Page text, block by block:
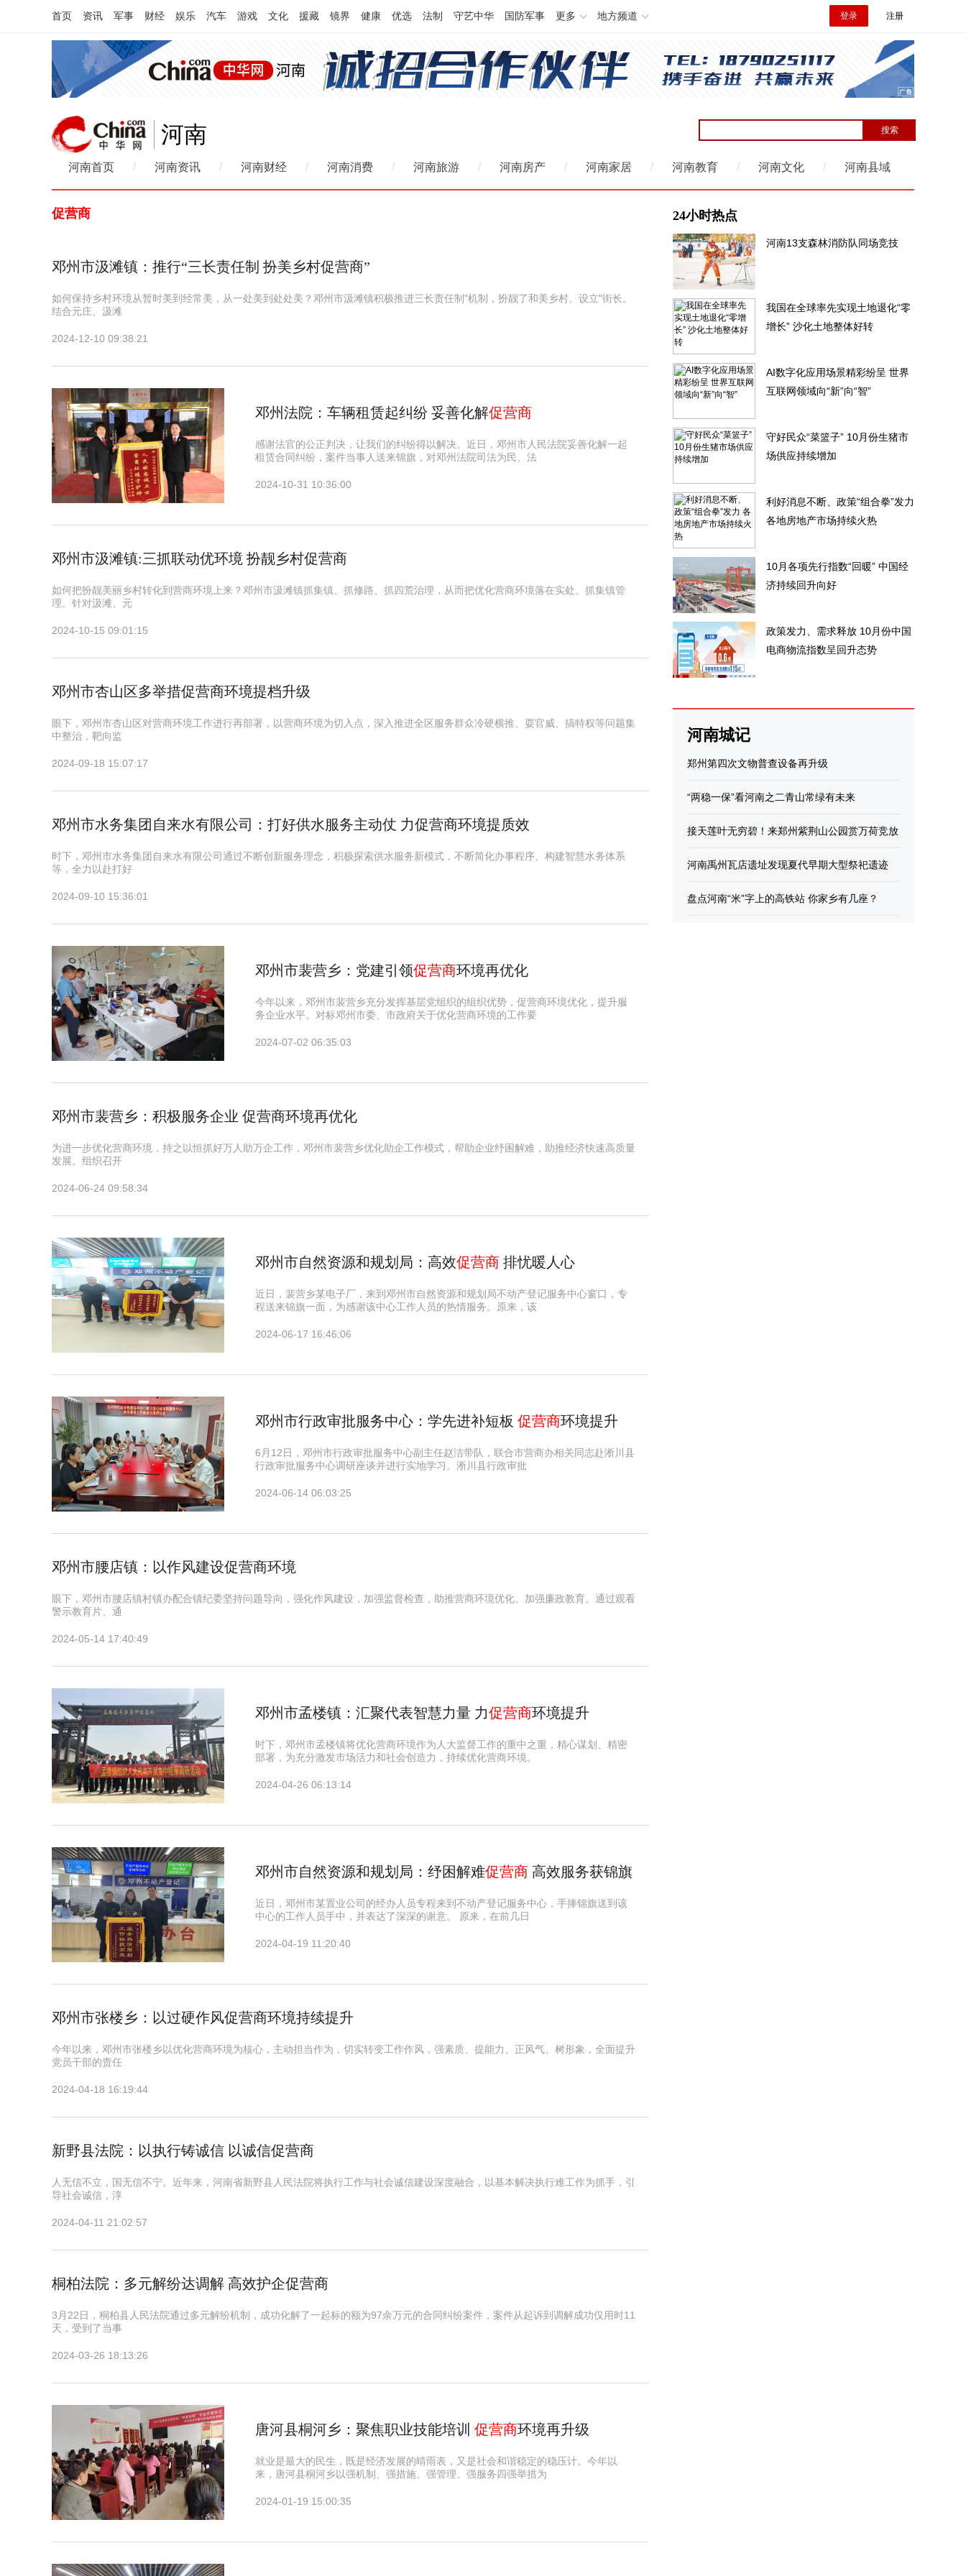
首页 资讯 军事 财经 娱乐 汽车 游戏 文化 援藏 镜界 健康 优选 法制 守艺中华 国防军事 更多 地方频道 登录 注册
河南
河南首页 / 河南资讯 / 河南财经 / 河南消费 / 河南旅游 / 河南房产 / 河南家居 / 河南教育 / 河南文化 / 河南县域
促营商
邓州市汲滩镇：推行“三长责任制 扮美乡村促营商”
如何保持乡村环境从暂时美到经常美，从一处美到处处美？邓州市汲滩镇积极推进三长责任制"机制，扮靓了和美乡村。设立"街长。
结合元庄、汲滩
2024-12-10 09:38:21
邓州法院：车辆租赁起纠纷 妥善化解促营商
感谢法官的公正判决，让我们的纠纷得以解决。近日，邓州市人民法院妥善化解一起
租赁合同纠纷，案件当事人送来锦旗，对邓州法院司法为民、法
2024-10-31 10:36:00
邓州市汲滩镇:三抓联动优环境 扮靓乡村促营商
如何把扮靓美丽乡村转化到营商环境上来？邓州市汲滩镇抓集镇、抓修路、抓四荒治理，从而把优化营商环境落在实处。抓集镇管
理。针对汲滩、元
2024-10-15 09:01:15
邓州市杏山区多举措促营商环境提档升级
眼下，邓州市杏山区对营商环境工作进行再部署，以营商环境为切入点，深入推进全区服务群众冷硬横推、耍官威、搞特权等问题集
中整治，靶向监
2024-09-18 15:07:17
邓州市水务集团自来水有限公司：打好供水服务主动仗 力促营商环境提质效
时下，邓州市水务集团自来水有限公司通过不断创新服务理念，积极探索供水服务新模式，不断简化办事程序、构建智慧水务体系
等，全力以赴打好
2024-09-10 15:36:01
邓州市裴营乡：党建引领促营商环境再优化
今年以来，邓州市裴营乡充分发挥基层党组织的组织优势，促营商环境优化，提升服
务企业水平。对标邓州市委、市政府关于优化营商环境的工作要
2024-07-02 06:35:03
邓州市裴营乡：积极服务企业 促营商环境再优化
为进一步优化营商环境，持之以恒抓好万人助万企工作，邓州市裴营乡优化助企工作模式，帮助企业纾困解难，助推经济快速高质量
发展。组织召开
2024-06-24 09:58:34
邓州市自然资源和规划局：高效促营商 排忧暖人心
近日，裴营乡某电子厂，来到邓州市自然资源和规划局不动产登记服务中心窗口，专
程送来锦旗一面，为感谢该中心工作人员的热情服务。原来，该
2024-06-17 16:46:06
邓州市行政审批服务中心：学先进补短板 促营商环境提升
6月12日，邓州市行政审批服务中心副主任赵洁带队，联合市营商办相关同志赴淅川县
行政审批服务中心调研座谈并进行实地学习。淅川县行政审批
2024-06-14 06:03:25
邓州市腰店镇：以作风建设促营商环境
眼下，邓州市腰店镇村镇办配合镇纪委坚持问题导向，强化作风建设，加强监督检查，助推营商环境优化。加强廉政教育。通过观看
警示教育片、通
2024-05-14 17:40:49
邓州市孟楼镇：汇聚代表智慧力量 力促营商环境提升
时下，邓州市孟楼镇将优化营商环境作为人大监督工作的重中之重，精心谋划、精密
部署，为充分激发市场活力和社会创造力，持续优化营商环境。
2024-04-26 06:13:14
邓州市自然资源和规划局：纾困解难促营商 高效服务获锦旗
近日，邓州市某置业公司的经办人员专程来到不动产登记服务中心，手捧锦旗送到该
中心的工作人员手中，并表达了深深的谢意。 原来，在前几日
2024-04-19 11:20:40
邓州市张楼乡：以过硬作风促营商环境持续提升
今年以来，邓州市张楼乡以优化营商环境为核心，主动担当作为，切实转变工作作风，强素质、提能力、正风气、树形象，全面提升
党员干部的责任
2024-04-18 16:19:44
新野县法院：以执行铸诚信 以诚信促营商
人无信不立，国无信不宁。近年来，河南省新野县人民法院将执行工作与社会诚信建设深度融合，以基本解决执行难工作为抓手，引
导社会诚信，淳
2024-04-11 21:02:57
桐柏法院：多元解纷达调解 高效护企促营商
3月22日，桐柏县人民法院通过多元解纷机制，成功化解了一起标的额为97余万元的合同纠纷案件，案件从起诉到调解成功仅用时11
天，受到了当事
2024-03-26 18:13:26
唐河县桐河乡：聚焦职业技能培训 促营商环境再升级
就业是最大的民生，既是经济发展的晴雨表，又是社会和谐稳定的稳压计。今年以
来，唐河县桐河乡以强机制、强措施、强管理、强服务四强举措为
2024-01-19 15:00:35
24小时热点
河南13支森林消防队同场竞技
我国在全球率先实现土地退化“零
增长” 沙化土地整体好转
AI数字化应用场景精彩纷呈 世界
互联网领域向“新”向“智”
守好民众“菜篮子” 10月份生猪市
场供应持续增加
利好消息不断、政策“组合拳”发力
各地房地产市场持续火热
10月各项先行指数“回暖” 中国经
济持续回升向好
政策发力、需求释放 10月份中国
电商物流指数呈回升态势
河南城记
郑州第四次文物普查设备再升级
“两稳一保”看河南之二青山常绿有未来
接天莲叶无穷碧！来郑州紫荆山公园赏万荷竞放
河南禹州瓦店遗址发现夏代早期大型祭祀遗迹
盘点河南“米”字上的高铁站 你家乡有几座？